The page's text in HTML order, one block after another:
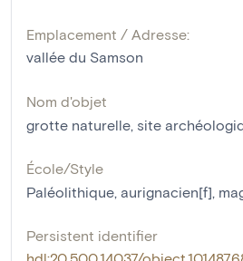
Emplacement / Adresse:
vallée du Samson
Nom d'objet
grotte naturelle, site
École/Style
Paléolithique, aurignacien[f],
Persistent identifier